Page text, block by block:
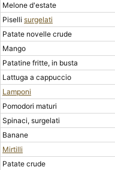
Melone d'estate
Piselli surgelati
Patate novelle crude
Mango
Patatine fritte, in busta
Lattuga a cappuccio
Lamponi
Pomodori maturi
Spinaci, surgelati
Banane
Mirtilli
Patate crude